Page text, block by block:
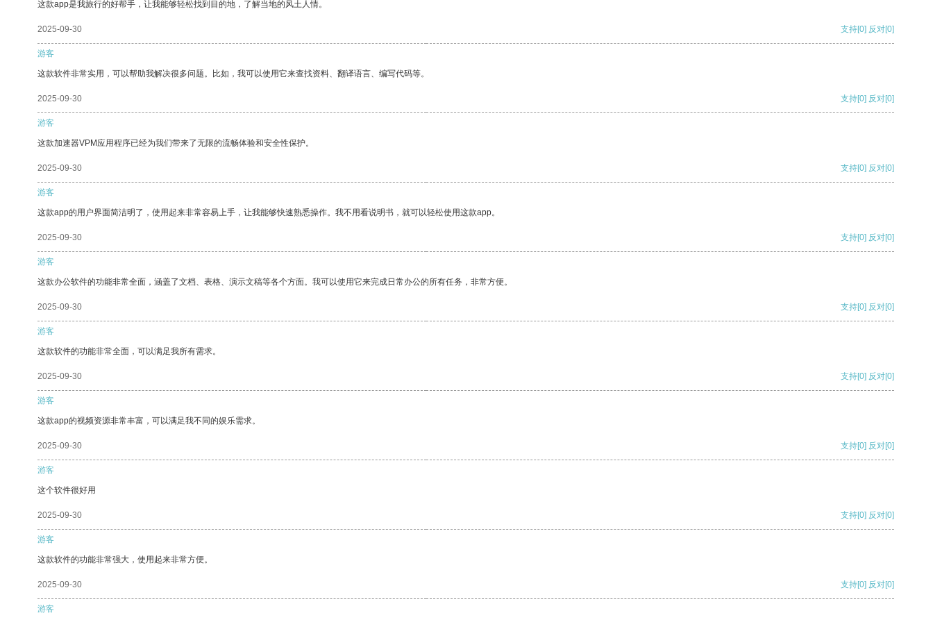
这款app是我旅行的好帮手，让我能够轻松找到目的地，了解当地的风土人情。
2025-09-30 支持[0] 反对[0]
游客
这款软件非常实用，可以帮助我解决很多问题。比如，我可以使用它来查找资料、翻译语言、编写代码等。
2025-09-30 支持[0] 反对[0]
游客
这款加速器VPM应用程序已经为我们带来了无限的流畅体验和安全性保护。
2025-09-30 支持[0] 反对[0]
游客
这款app的用户界面简洁明了，使用起来非常容易上手，让我能够快速熟悉操作。我不用看说明书，就可以轻松使用这款app。
2025-09-30 支持[0] 反对[0]
游客
这款办公软件的功能非常全面，涵盖了文档、表格、演示文稿等各个方面。我可以使用它来完成日常办公的所有任务，非常方便。
2025-09-30 支持[0] 反对[0]
游客
这款软件的功能非常全面，可以满足我所有需求。
2025-09-30 支持[0] 反对[0]
游客
这款app的视频资源非常丰富，可以满足我不同的娱乐需求。
2025-09-30 支持[0] 反对[0]
游客
这个软件很好用
2025-09-30 支持[0] 反对[0]
游客
这款软件的功能非常强大，使用起来非常方便。
2025-09-30 支持[0] 反对[0]
游客